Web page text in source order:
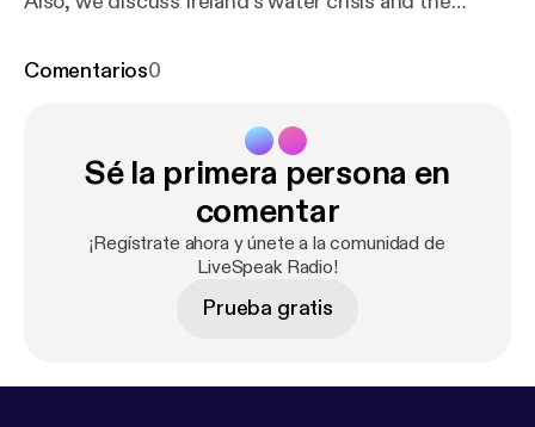
and triple taxation for basic needs is causing an
Comentarios0
Sé la primera persona en
comentar
¡Regístrate ahora y únete a la comunidad de
LiveSpeak Radio!
Prueba gratis